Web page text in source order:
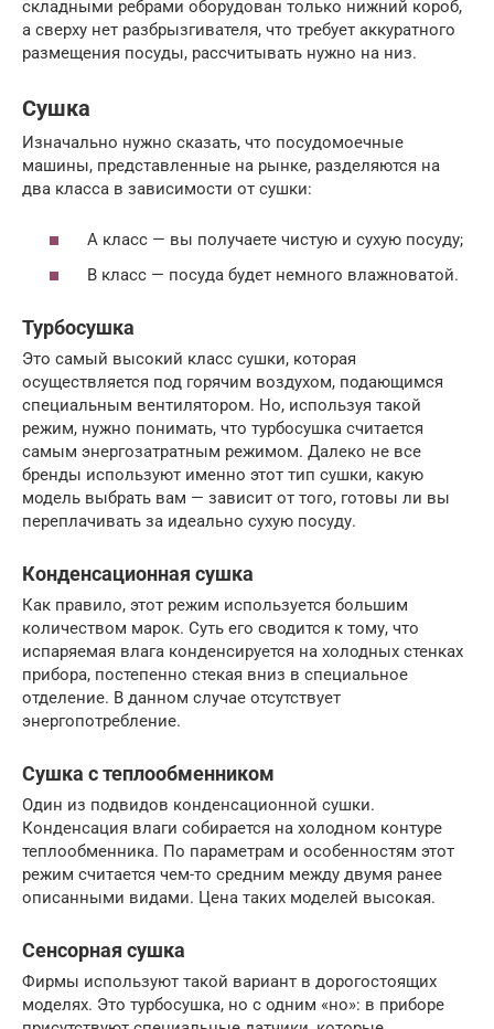
складными ребрами оборудован только нижний короб,
а сверху нет разбрызгивателя, что требует аккуратного
размещения посуды, рассчитывать нужно на низ.
Сушка
Изначально нужно сказать, что посудомоечные
машины, представленные на рынке, разделяются на
два класса в зависимости от сушки:
А класс — вы получаете чистую и сухую посуду;
В класс — посуда будет немного влажноватой.
Турбосушка
Это самый высокий класс сушки, которая
осуществляется под горячим воздухом, подающимся
специальным вентилятором. Но, используя такой
режим, нужно понимать, что турбосушка считается
самым энергозатратным режимом. Далеко не все
бренды используют именно этот тип сушки, какую
модель выбрать вам — зависит от того, готовы ли вы
переплачивать за идеально сухую посуду.
Конденсационная сушка
Как правило, этот режим используется большим
количеством марок. Суть его сводится к тому, что
испаряемая влага конденсируется на холодных стенках
прибора, постепенно стекая вниз в специальное
отделение. В данном случае отсутствует
энергопотребление.
Сушка с теплообменником
Один из подвидов конденсационной сушки.
Конденсация влаги собирается на холодном контуре
теплообменника. По параметрам и особенностям этот
режим считается чем-то средним между двумя ранее
описанными видами. Цена таких моделей высокая.
Сенсорная сушка
Фирмы используют такой вариант в дорогостоящих
моделях. Это турбосушка, но с одним «но»: в приборе